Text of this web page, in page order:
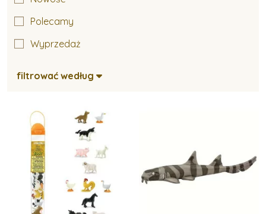
filtrować według
Polecamy
Wyprzedaż